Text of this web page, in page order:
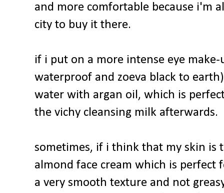
and more comfortable because i'm
city to buy it there.
if i put on a more intense eye
waterproof and zoeva black to
water with argan oil, which is
the vichy cleansing milk afterwards.
sometimes, if i think that my skin is
almond face cream which is perfect
a very smooth texture and not